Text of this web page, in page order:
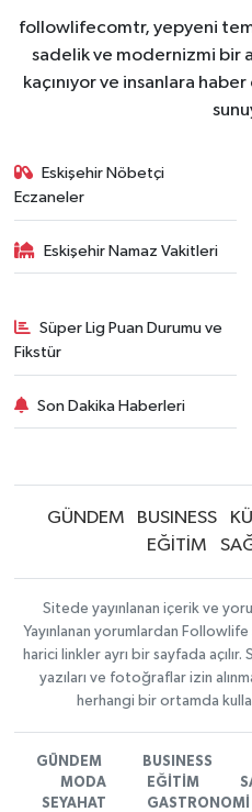
followlifecomtr, yepyeni
sadelik ve modernizmi bir
kaçınıyor ve insanlara
Eskişehir Nöbetçi
Eczaneler
Eskişehir Namaz Vakitleri
Süper Lig Puan Durumu ve
Fikstür
Son Dakika Haberleri
GÜNDEM BUSINESS
EĞİTİM
Sitede yayınlanan içerik ve
Yayınlanan yorumlardan
harici linkler ayrı bir sayfada
yazıları ve fotoğraflar izin
herhangi bir ortamda
GÜNDEM BUSINESS
MODA
EĞİTİM
SEYAHAT
GASTRONOMİ